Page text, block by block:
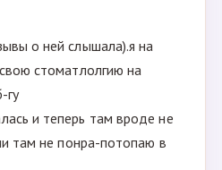
о ней слышала).я на
стоматлолгию на
гу
и теперь там вроде не
там не понра-потопаю в